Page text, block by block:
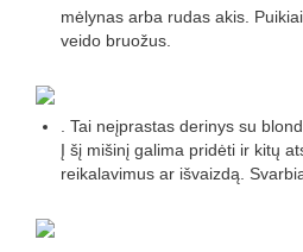
mėlynas arba rudas akis.
veido bruožus.
. Tai neįprastas derinys su
Į šį mišinį galima pridėti ir kitų
reikalavimus ar išvaizdą.